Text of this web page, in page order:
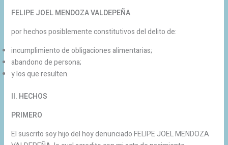
FELIPE JOEL MENDOZA VALDEPEÑA
por hechos posiblemente constitutivos del delito de:
incumplimiento de obligaciones alimentarias;
abandono de persona;
y los que resulten.
II. HECHOS
PRIMERO
El suscrito soy hijo del hoy denunciado FELIPE JOEL MENDOZA